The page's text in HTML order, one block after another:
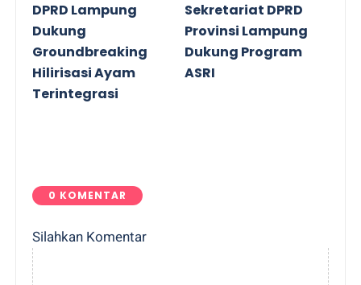
DPRD Lampung
Dukung
Groundbreaking
Hilirisasi Ayam
Terintegrasi
Sekretariat DPRD
Provinsi Lampung
Dukung Program
ASRI
0 KOMENTAR
Silahkan Komentar